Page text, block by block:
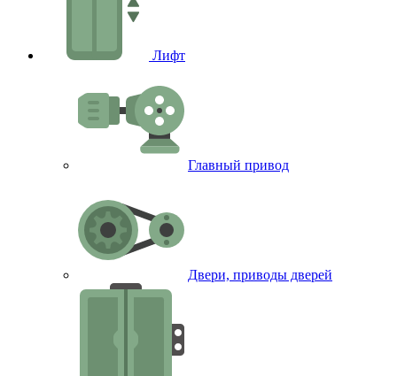
Лифт
Главный привод
Двери, приводы дверей